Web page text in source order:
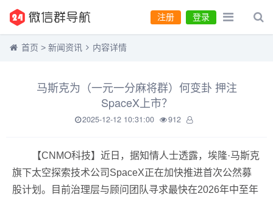
登录
注册
首页 > 新闻资讯 内容详情
马斯克为（一元一分麻将群）何变卦 押注
SpaceX上市？
2025-12-12 10:31:00 912
【CNMO科技】近日，据知情人士透露，埃隆·马斯克
旗下太空探索技术公司SpaceX正在加快推进首次公然募
股计划。目前治理层与顾问团队寻求最快在2026年中至年